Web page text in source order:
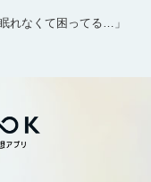
れなくて困ってる…」